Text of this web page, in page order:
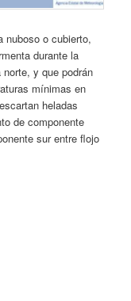
nuboso o cubierto,
durante la
y que podrán
mínimas en
heladas
de componente
sur entre flojo